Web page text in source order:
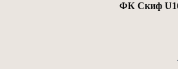
ФК Скиф